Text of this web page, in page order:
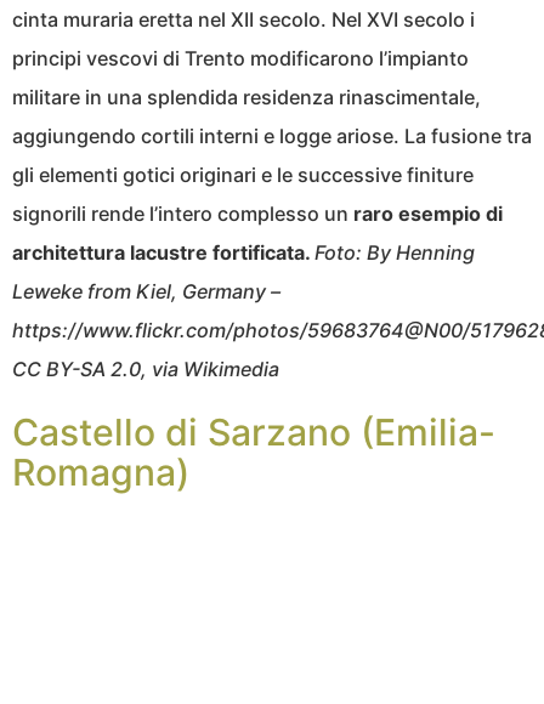
cinta muraria eretta nel XII secolo. Nel XVI secolo i
principi vescovi di Trento modificarono l’impianto
militare in una splendida residenza rinascimentale,
aggiungendo cortili interni e logge ariose. La fusione tra
gli elementi gotici originari e le successive finiture
signorili rende l’intero complesso un raro esempio di
architettura lacustre fortificata. Foto: By Henning
Leweke from Kiel, Germany –
https://www.flickr.com/photos/59683764@N00/
CC BY-SA 2.0, via Wikimedia
Castello di Sarzano (Emilia-
Romagna)